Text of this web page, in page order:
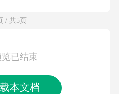
/ 共5页
已结束
本文档